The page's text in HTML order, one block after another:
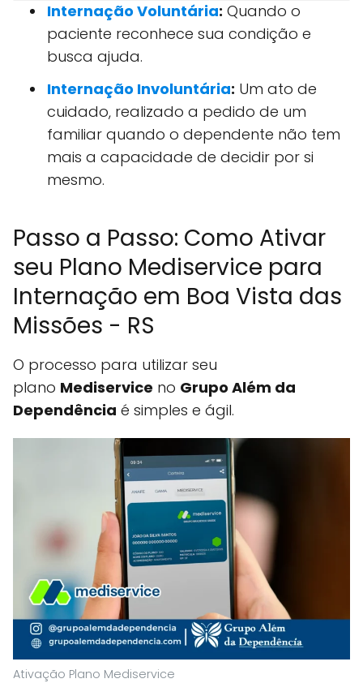
Internação Voluntária: Quando o
paciente reconhece sua condição e
busca ajuda.
Internação Involuntária: Um ato de
cuidado, realizado a pedido de um
familiar quando o dependente não tem
mais a capacidade de decidir por si
mesmo.
Passo a Passo: Como Ativar
seu Plano Mediservice para
Internação em Boa Vista das
Missões - RS
O processo para utilizar seu
plano Mediservice no Grupo Além da
Dependência é simples e ágil.
Ativação Plano Mediservice